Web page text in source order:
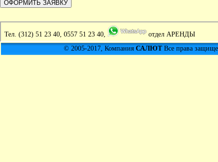
Тел. (312) 51 23 40, 0557 51 23 40,
отдел АРЕНДЫ
© 2005-2017, Компания САЛЮТВсе права